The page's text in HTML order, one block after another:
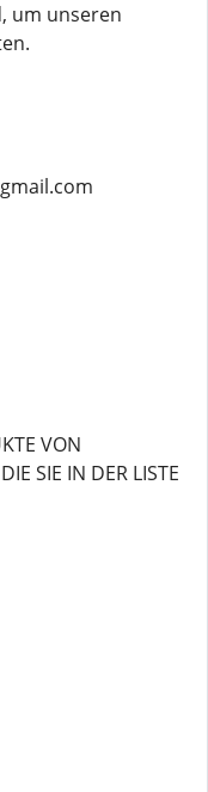
um unseren
VON
SIE IN DER LISTE